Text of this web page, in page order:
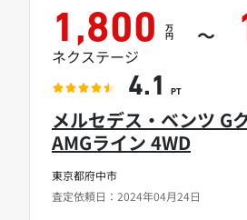
東京都府中市
査定依頼日：2024年04月24日
メルセデス・ベンツ G
AMGライン 4WD
1,800 万
円 ～
ネクステージ
4.1 PT